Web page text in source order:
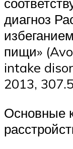
диагноз
пищи»
intake
2013,
Основные